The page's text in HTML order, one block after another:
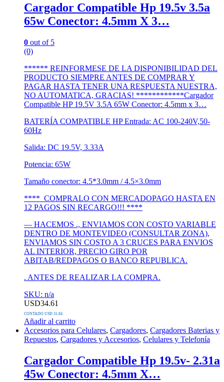
Cargador Compatible Hp 19.5v 3.5a
65w Conector: 4.5mm X 3…
0 out of 5
(0)
****** REINFORMESE DE LA DISPONIBILIDAD DEL
PRODUCTO SIEMPRE ANTES DE COMPRAR Y
PAGAR HASTA TENER UNA RESPUESTA NUESTRA,
NO AUTOMATICA, GRACIAS! ************Cargador
Compatible HP 19.5V 3.5A 65W Conector: 4.5mm x 3…
BATERÍA COMPATIBLE HP Entrada: AC 100-240V,50-
60Hz
Salida: DC 19.5V, 3.33A
Potencia: 65W
Tamaño conector: 4.5*3.0mm / 4.5×3.0mm
**** COMPRALO CON MERCADOPAGO HASTA EN
12 PAGOS SIN RECARGO!!! ****
— HACEMOS ., ENVIAMOS CON COSTO VARIABLE
DENTRO DE MONTEVIDEO (CONSULTAR ZONA),
ENVIAMOS SIN COSTO A 3 CRUCES PARA ENVIOS
AL INTERIOR, PRECIO GIRO POR
ABITAB/REDPAGOS O BANCO REPUBLICA.
. ANTES DE REALIZAR LA COMPRA.
SKU: n/a
USD34.61
CONTADO USD 31.84
Añadir al carrito
Accesorios para Celulares, Cargadores, Cargadores Baterias y
Repuestos, Cargadores y Accesorios, Celulares y Telefonía
Cargador Compatible Hp 19.5v- 2.31a
45w Conector: 4.5mm X…